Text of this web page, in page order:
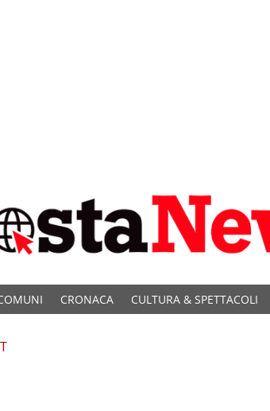
CRONACA CULTURA & SPETTACOLI